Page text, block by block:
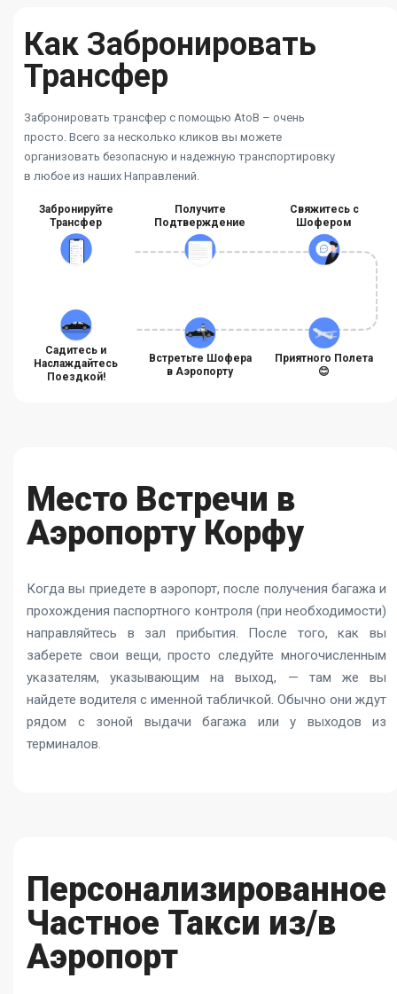
Как Забронировать
Трансфер
Забронировать трансфер с помощью AtoB – очень
просто. Всего за несколько кликов вы можете
организовать безопасную и надежную транспортировку
в любое из наших Направлений.
Забронируйте
Трансфер
Получите
Подтверждение
Свяжитесь с
Шофером
Садитесь и
Наслаждайтесь
Поездкой!
Встретьте Шофера
в Аэропорту
Приятного Полета
😊
Место Встречи в
Аэропорту Корфу
Когда вы приедете в аэропорт, после получения багажа и
прохождения паспортного контроля (при необходимости)
направляйтесь в зал прибытия. После того, как вы
заберете свои вещи, просто следуйте многочисленным
указателям, указывающим на выход, — там же вы
найдете водителя с именной табличкой. Обычно они ждут
рядом с зоной выдачи багажа или у выходов из
терминалов.
Персонализированное
Частное Такси из/в
Аэропорт